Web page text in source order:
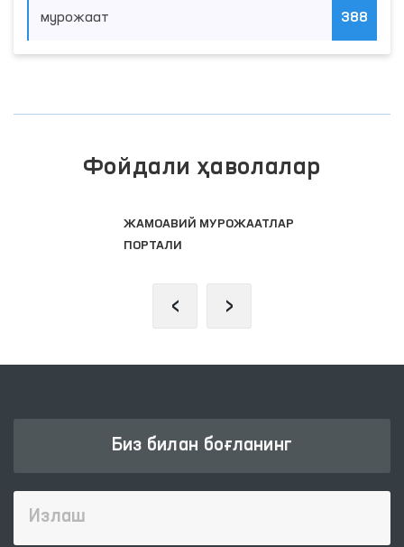
мурожаат 388
Фойдали ҳаволалар
ЖАМОАВИЙ МУРОЖААТЛАР
ПОРТАЛИ
‹ ›
Биз билан боғланинг